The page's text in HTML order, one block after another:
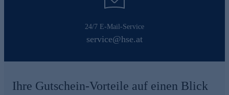
24/7 E-Mail-Service
service@hse.at
Ihre Gutschein-Vorteile auf einen Blick